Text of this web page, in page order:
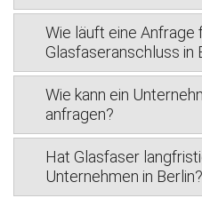
Wie läuft eine Anfrage
Glasfaseranschluss in
Wie kann ein
anfragen?
Hat Glasfaser
Unternehmen in Berlin?